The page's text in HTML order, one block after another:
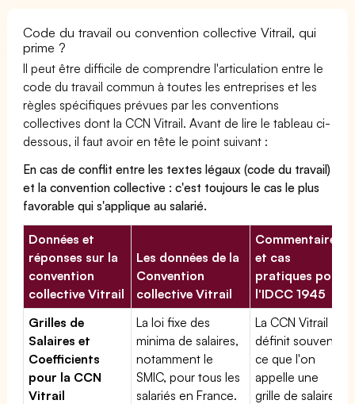
Code du travail ou convention collective Vitrail, qui
prime ?
Il peut être difficile de comprendre l'articulation entre le
code du travail commun à toutes les entreprises et les
règles spécifiques prévues par les conventions
collectives dont la CCN Vitrail. Avant de lire le tableau ci-
dessous, il faut avoir en tête le point suivant :
En cas de conflit entre les textes légaux (code du travail)
et la convention collective : c'est toujours le cas le plus
favorable qui s'applique au salarié.
Données et
réponses sur la
convention
collective Vitrail
Les données de la
Convention
collective Vitrail
Commentaires
et cas
pratiques pour
l'IDCC 1945
Grilles de
Salaires et
Coefficients
pour la CCN
Vitrail
La loi fixe des
minima de salaires,
notamment le
SMIC, pour tous les
salariés en France.
La CCN Vitrail
définit souvent
ce que l'on
appelle une
grille de salaires.